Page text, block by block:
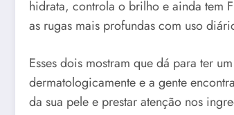
hidrata, controla o brilho e ainda tem
as rugas mais profundas com uso
Esses dois mostram que dá para ter
dermatologicamente e a gente
da sua pele e prestar atenção nos